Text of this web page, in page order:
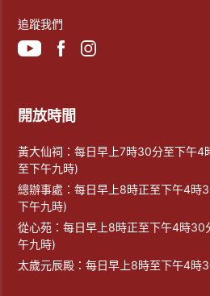
追蹤我們
開放時間
黃大仙祠：每日早上7時30分至下午4
至下午九時)
總辦事處：每日早上8時正至下午4時
下午九時)
從心苑：每日早上8時正至下午4時30
午九時)
太歲元辰殿：每日早上8時至下午4時